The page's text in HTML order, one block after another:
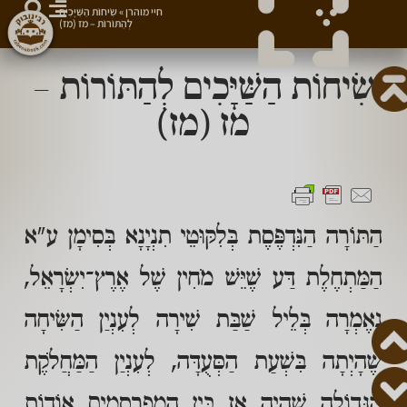
שִׂיחוֹת הַשַּׁיָּכִים לְהַתּוֹרוֹת –
מז (מז)
הַתּוֹרָה הַנִּדְפֶּסֶת בְּלִקּוּטֵי תִנְיָנָא בְּסִימָן ע"א
הַמַּתְחֶלֶת דַּע שֶׁיֵּשׁ מֹחִין שֶׁל אֶרֶץ־יִשְׂרָאֵל,
נֶאֶמְרָה בְּלֵיל שַׁבַּת שִׁירָה לְעִנְיַן הַשִּׂיחָה
שֶׁהָיְתָה בִּשְׁעַת הַסְּעֻדָּה, לְעִנְיַן הַמַּחֲלֹקֶת
חיי מוהרן»שִׂיחוֹת הַשַּׁיָּכִים
לְהַתּוֹרוֹת – מז (מז)